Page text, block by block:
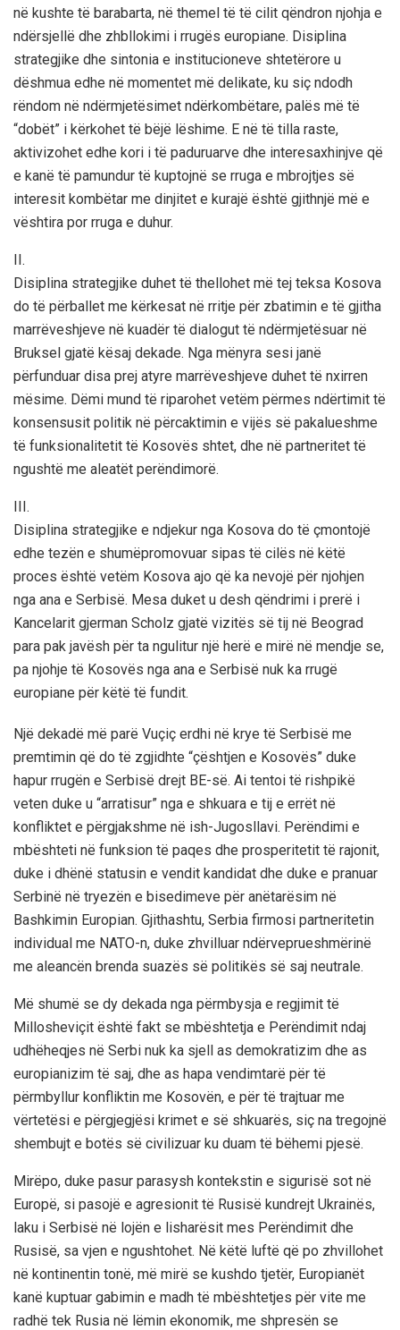
në kushte të barabarta, në themel të të cilit qëndron njohja e
ndërsjellë dhe zhbllokimi i rrugës europiane. Disiplina
strategjike dhe sintonia e institucioneve shtetërore u
dëshmua edhe në momentet më delikate, ku siç ndodh
rëndom në ndërmjetësimet ndërkombëtare, palës më të
“dobët” i kërkohet të bëjë lëshime. E në të tilla raste,
aktivizohet edhe kori i të paduruarve dhe interesaxhinjve që
e kanë të pamundur të kuptojnë se rruga e mbrojtjes së
interesit kombëtar me dinjitet e kurajë është gjithnjë më e
vështira por rruga e duhur.
II.
Disiplina strategjike duhet të thellohet më tej teksa Kosova
do të përballet me kërkesat në rritje për zbatimin e të gjitha
marrëveshjeve në kuadër të dialogut të ndërmjetësuar në
Bruksel gjatë kësaj dekade. Nga mënyra sesi janë
përfunduar disa prej atyre marrëveshjeve duhet të nxirren
mësime. Dëmi mund të riparohet vetëm përmes ndërtimit të
konsensusit politik në përcaktimin e vijës së pakalueshme
të funksionalitetit të Kosovës shtet, dhe në partneritet të
ngushtë me aleatët perëndimorë.
III.
Disiplina strategjike e ndjekur nga Kosova do të çmontojë
edhe tezën e shumëpromovuar sipas të cilës në këtë
proces është vetëm Kosova ajo që ka nevojë për njohjen
nga ana e Serbisë. Mesa duket u desh qëndrimi i prerë i
Kancelarit gjerman Scholz gjatë vizitës së tij në Beograd
para pak javësh për ta ngulitur një herë e mirë në mendje se,
pa njohje të Kosovës nga ana e Serbisë nuk ka rrugë
europiane për këtë të fundit.
Një dekadë më parë Vuçiç erdhi në krye të Serbisë me
premtimin që do të zgjidhte “çështjen e Kosovës” duke
hapur rrugën e Serbisë drejt BE-së. Ai tentoi të rishpikë
veten duke u “arratisur” nga e shkuara e tij e errët në
konfliktet e përgjakshme në ish-Jugosllavi. Perëndimi e
mbështeti në funksion të paqes dhe prosperitetit të rajonit,
duke i dhënë statusin e vendit kandidat dhe duke e pranuar
Serbinë në tryezën e bisedimeve për anëtarësim në
Bashkimin Europian. Gjithashtu, Serbia firmosi partneritetin
individual me NATO-n, duke zhvilluar ndërveprueshmërinë
me aleancën brenda suazës së politikës së saj neutrale.
Më shumë se dy dekada nga përmbysja e regjimit të
Millosheviçit është fakt se mbështetja e Perëndimit ndaj
udhëheqjes në Serbi nuk ka sjell as demokratizim dhe as
europianizim të saj, dhe as hapa vendimtarë për të
përmbyllur konfliktin me Kosovën, e për të trajtuar me
vërtetësi e përgjegjësi krimet e së shkuarës, siç na tregojnë
shembujt e botës së civilizuar ku duam të bëhemi pjesë.
Mirëpo, duke pasur parasysh kontekstin e sigurisë sot në
Europë, si pasojë e agresionit të Rusisë kundrejt Ukrainës,
laku i Serbisë në lojën e lisharësit mes Perëndimit dhe
Rusisë, sa vjen e ngushtohet. Në këtë luftë që po zhvillohet
në kontinentin tonë, më mirë se kushdo tjetër, Europianët
kanë kuptuar gabimin e madh të mbështetjes për vite me
radhë tek Rusia në lëmin ekonomik, me shpresën se